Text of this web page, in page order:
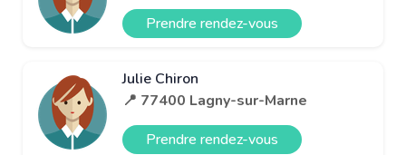
Prendre rendez-vous
Julie Chiron
📍 77400 Lagny-sur-Marne
Prendre rendez-vous